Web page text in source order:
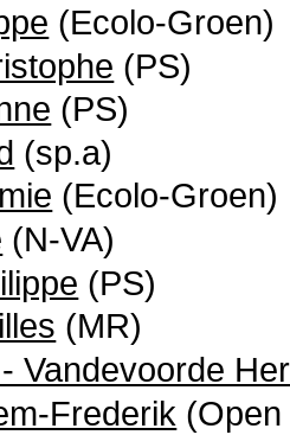
(Ecolo-Groen)
(PS)
(PS)
(sp.a)
(Ecolo-Groen)
(N-VA)
(PS)
(MR)
Vandevoorde
Frederik